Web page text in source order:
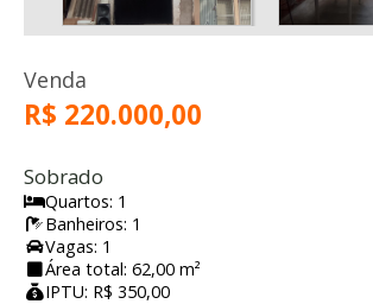
Venda
R$ 220.000,00
Sobrado
Quartos: 1
Banheiros: 1
Vagas: 1
Área total: 62,00 m²
IPTU: R$ 350,00